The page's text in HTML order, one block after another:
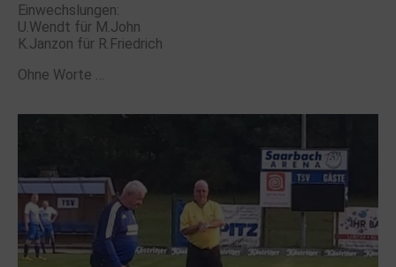
Einwechslungen:
U.Wendt für M.John
K.Janzon für R.Friedrich
Ohne Worte …